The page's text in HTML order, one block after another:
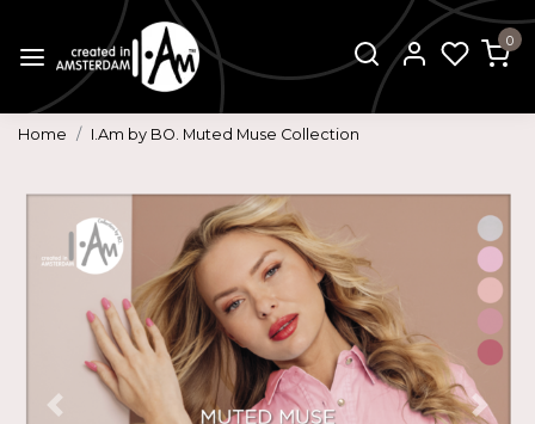
0
Home I.Am by BO. Muted Muse Collection
Vorige